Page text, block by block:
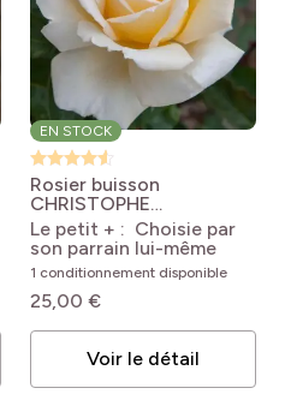
EN STOCK
Rosier buisson
CHRISTOPHE
DECHAVANNE ®
Meibarbaru Rosa
'Meibarbaru'
CHRISTOPHE
DECHAVANNE®
Le petit + : Choisie par
son parrain lui-même
1 conditionnement disponible
25,00 €
Voir le détail